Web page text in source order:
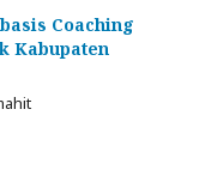
Coaching
Kabupaten